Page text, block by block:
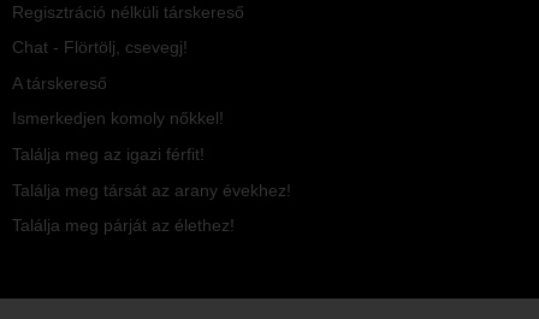
Regisztráció nélküli társkereső
Chat - Flörtölj, csevegj!
A társkereső
Ismerkedjen komoly nőkkel!
Találja meg az igazi férfit!
Találja meg társát az arany évekhez!
Találja meg párját az élethez!